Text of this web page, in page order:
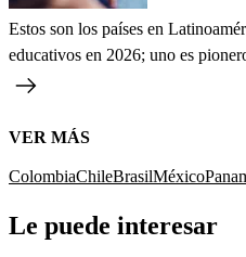
Estos son los países en
educativos en 2026; uno es
VER MÁS
ColombiaChileBrasilMéxico
Le puede interesar